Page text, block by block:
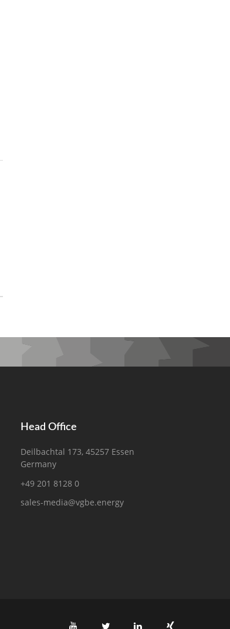
Head Office
Deilbachtal 173, 45257 Essen
Germany
+49 201 8128 0
sales-media@vgbe.energy